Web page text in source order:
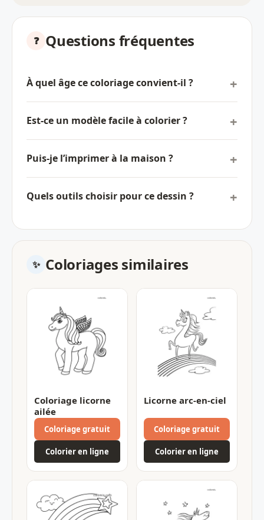
Questions fréquentes
À quel âge ce coloriage convient-il ?
Est-ce un modèle facile à colorier ?
Puis-je l’imprimer à la maison ?
Quels outils choisir pour ce dessin ?
Coloriages similaires
Coloriage licorne
ailée
Coloriage gratuit
Colorier en ligne
Licorne arc-en-ciel
Coloriage gratuit
Colorier en ligne